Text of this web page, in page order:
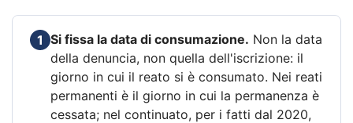
1 Si fissa la data di consumazione. Non la data
della denuncia, non quella dell'iscrizione: il
giorno in cui il reato si è consumato. Nei reati
permanenti è il giorno in cui la permanenza è
cessata; nel continuato, per i fatti dal 2020,